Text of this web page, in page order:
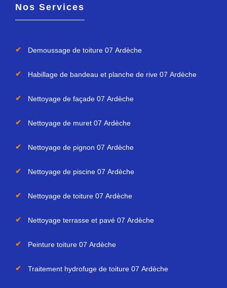
Nos Services
Demoussage de toiture 07 Ardèche
Habillage de bandeau et planche de rive 07 Ardèche
Nettoyage de façade 07 Ardèche
Nettoyage de muret 07 Ardèche
Nettoyage de pignon 07 Ardèche
Nettoyage de piscine 07 Ardèche
Nettoyage de toiture 07 Ardèche
Nettoyage terrasse et pavé 07 Ardèche
Peinture toiture 07 Ardèche
Traitement hydrofuge de toiture 07 Ardèche